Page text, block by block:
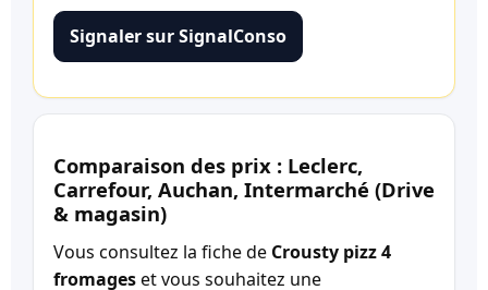
Signaler sur SignalConso
Comparaison des prix : Leclerc,
Carrefour, Auchan, Intermarché (Drive
& magasin)
Vous consultez la fiche de Crousty pizz 4
fromageset vous souhaitez une